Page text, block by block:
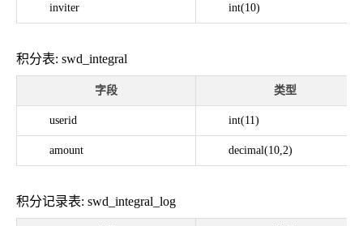
inviter int(10)
积分表: swd_integral
字段 类型
userid int(11)
amount decimal(10,2)
积分记录表: swd_integral_log